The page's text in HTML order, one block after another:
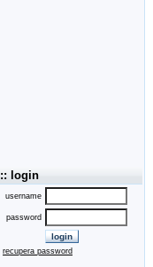
:: login
username
password
recupera password